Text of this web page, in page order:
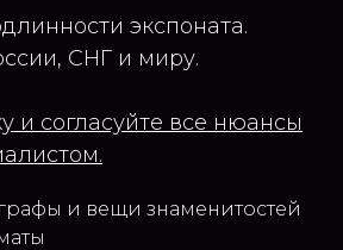
экспоната.
СНГ и миру.
и согласуйте все нюансы
и вещи знаменитостей